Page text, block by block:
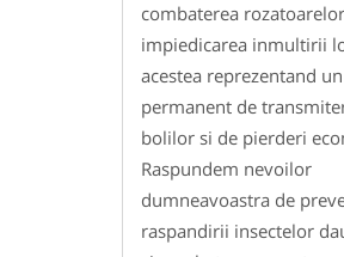
combaterea
impiedicarea inmultirii
acestea reprezentand
permanent de
bolilor si de pierderi
Raspundem nevoilor
dumneavoastra de
raspandirii insectelor